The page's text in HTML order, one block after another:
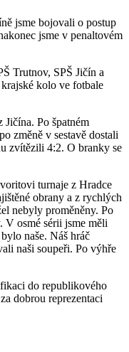
jsme bojovali o postup
jsme v penaltovém
Trutnov, SPŠ Jičín a
kolo ve fotbale
Po špatném
změně v sestavě dostali
zvítězili 4:2. O branky se
turnaje z Hradce
obrany a z rychlých
nebyly proměněny. Po
V osmé sérii jsme měli
naše. Náš hráč
naši soupeři. Po výhře
do republikového
dobrou reprezentaci